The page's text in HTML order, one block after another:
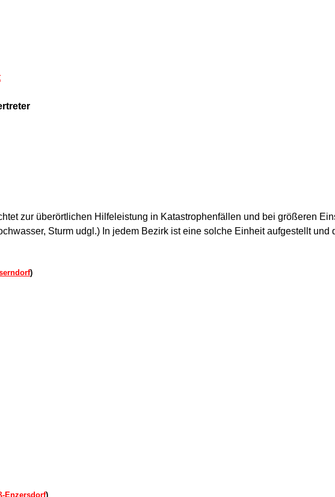
zur überörtlichen Hilfeleistung in Katastrophenfällen und bei größeren
Sturm udgl.) In jedem Bezirk ist eine solche Einheit aufgestellt
)
Enzersdorf)